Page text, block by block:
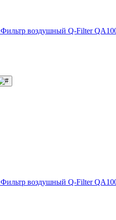
Фильтр воздушный Q-Filter
Фильтр воздушный Q-Filter